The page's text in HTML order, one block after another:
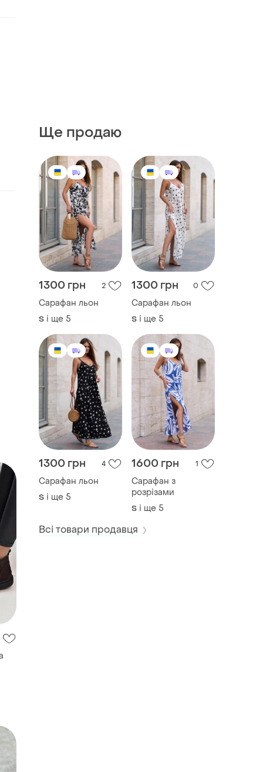
Ще продаю
1300 грн 2
Сарафан льон
S і ще 5
1300 грн 0
Сарафан льон
S і ще 5
1300 грн 4
Сарафан льон
S і ще 5
1600 грн 1
Сарафан з
розрізами
S і ще 5
Всі товари продавця